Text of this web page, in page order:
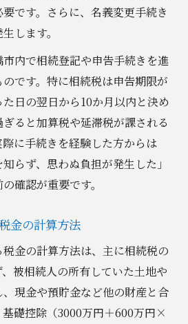
使える節税特例一覧
控除を最大限活用する
の見直しポイント
た節税テクニック
る節税シミュレーション
動産相続の注意点を解説
しやすい相続トラブル例
注意すべき税金の落とし穴
によるリスク対策
期限に注意しよう
です。さらに、名義変更手続き
します。
内で相続登記や申告手続きを進
です。特に相続税は申告期限が
日の翌日から10か月以内と決め
ると加算税や延滞税が課される
に手続きを経験した方からは
らず、思わぬ負担が発生した」
確認が重要です。
金の計算方法
金の計算方法は、主に相続税の
被相続人の所有していた土地や
現金や預貯金など他の財産と合
礎控除（3000万円＋600万円×